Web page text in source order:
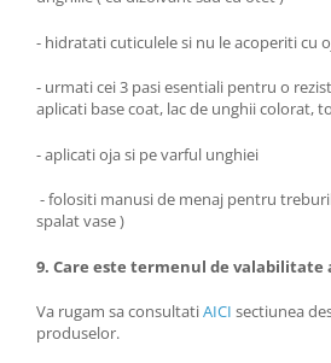
- hidratati cuticulele si nu le acoperiti cu
- urmati cei 3 pasi esentiali pentru o
aplicati base coat, lac de unghii colorat,
- aplicati oja si pe varful unghiei
- folositi manusi de menaj pentru
spalat vase )
9. Care este termenul de valabilitate
Va rugam sa consultatiAICI sectiunea
produselor.